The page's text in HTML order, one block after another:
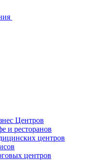
Центров
и ресторанов
центров
центров